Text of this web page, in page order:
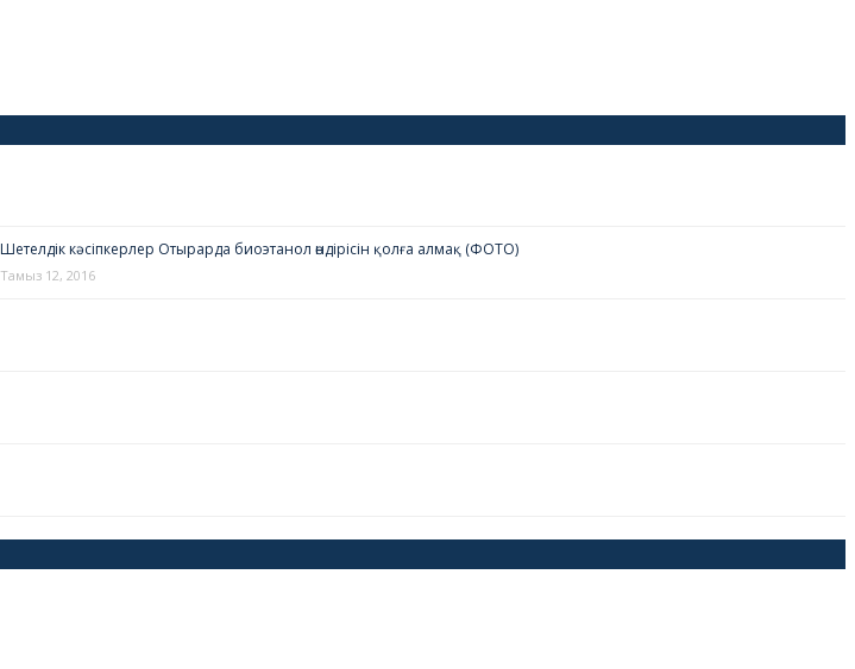
Шетелдік кәсіпкерлер Отырарда биоэтанол өндірісін қолға алмақ (ФОТО)
Тамыз 12, 2016